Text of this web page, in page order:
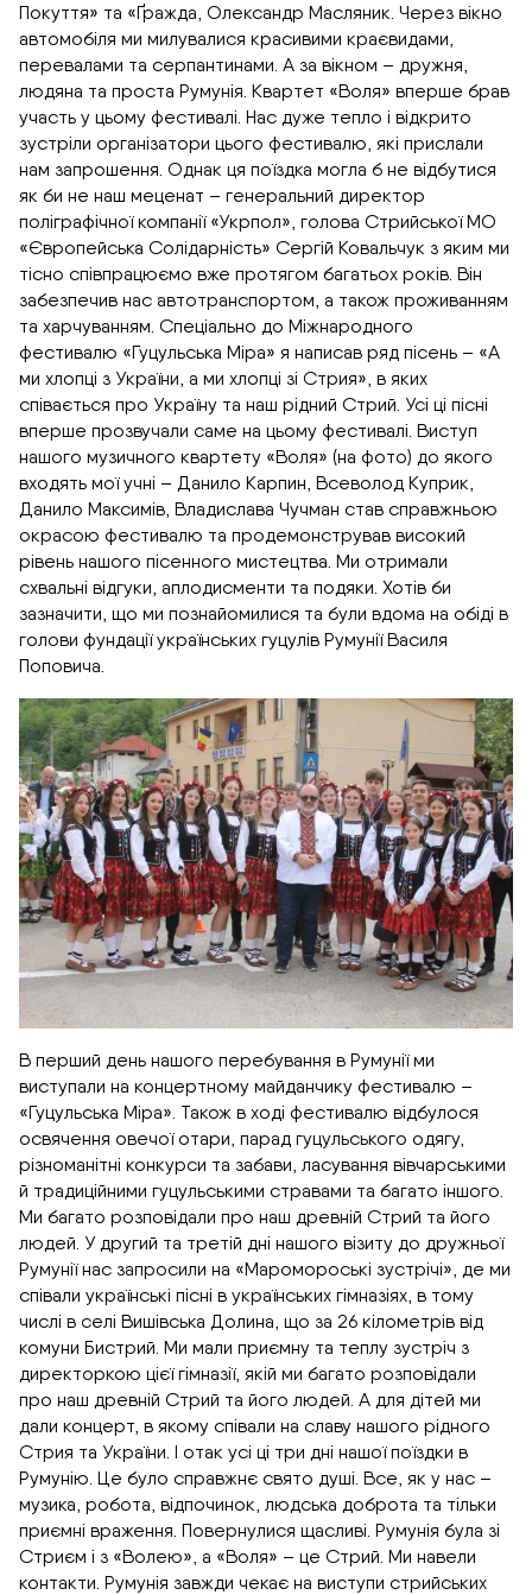
Покуття» та «Ґражда, Олександр Масляник. Через вікно
автомобіля ми милувалися красивими краєвидами,
перевалами та серпантинами. А за вікном – дружня,
людяна та проста Румунія. Квартет «Воля» вперше брав
участь у цьому фестивалі. Нас дуже тепло і відкрито
зустріли організатори цього фестивалю, які прислали
нам запрошення. Однак ця поїздка могла б не відбутися
як би не наш меценат – генеральний директор
поліграфічної компанії «Укрпол», голова Стрийської МО
«Європейська Солідарність» Сергій Ковальчук з яким ми
тісно співпрацюємо вже протягом багатьох років. Він
забезпечив нас автотранспортом, а також проживанням
та харчуванням. Спеціально до Міжнародного
фестивалю «Гуцульська Міра» я написав ряд пісень – «А
ми хлопці з України, а ми хлопці зі Стрия», в яких
співається про Україну та наш рідний Стрий. Усі ці пісні
вперше прозвучали саме на цьому фестивалі. Виступ
нашого музичного квартету «Воля» (на фото) до якого
входять мої учні – Данило Карпин, Всеволод Куприк,
Данило Максимів, Владислава Чучман став справжньою
окрасою фестивалю та продемонстрував високий
рівень нашого пісенного мистецтва. Ми отримали
схвальні відгуки, аплодисменти та подяки. Хотів би
зазначити, що ми познайомилися та були вдома на обіді в
голови фундації українських гуцулів Румунії Василя
Поповича.
В перший день нашого перебування в Румунії ми
виступали на концертному майданчику фестивалю –
«Гуцульська Міра». Також в ході фестивалю відбулося
освячення овечої отари, парад гуцульського одягу,
різноманітні конкурси та забави, ласування вівчарськими
й традиційними гуцульськими стравами та багато іншого.
Ми багато розповідали про наш древній Стрий та його
людей. У другий та третій дні нашого візиту до дружньої
Румунії нас запросили на «Маромороські зустрічі», де ми
співали українські пісні в українських гімназіях, в тому
числі в селі Вишівська Долина, що за 26 кілометрів від
комуни Бистрий. Ми мали приємну та теплу зустріч з
директоркою цієї гімназії, якій ми багато розповідали
про наш древній Стрий та його людей. А для дітей ми
дали концерт, в якому співали на славу нашого рідного
Стрия та України. І отак усі ці три дні нашої поїздки в
Румунію. Це було справжнє свято душі. Все, як у нас –
музика, робота, відпочинок, людська доброта та тільки
приємні враження. Повернулися щасливі. Румунія була зі
Стриєм і з «Волею», а «Воля» – це Стрий. Ми навели
контакти. Румунія завжди чекає на виступи стрийських